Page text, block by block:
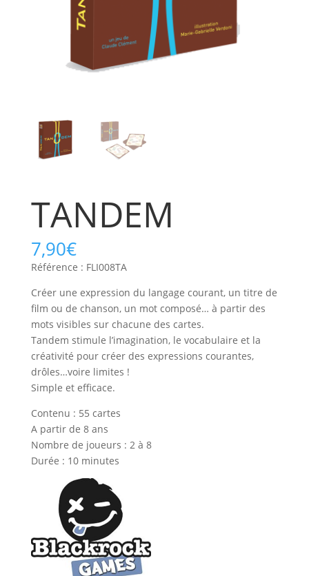
TANDEM
7,90€
Référence : FLI008TA
Créer une expression du langage courant, un titre de
film ou de chanson, un mot composé… à partir des
mots visibles sur chacune des cartes.
Tandem stimule l’imagination, le vocabulaire et la
créativité pour créer des expressions courantes,
drôles…voire limites !
Simple et efficace.
Contenu : 55 cartes
A partir de 8 ans
Nombre de joueurs : 2 à 8
Durée : 10 minutes